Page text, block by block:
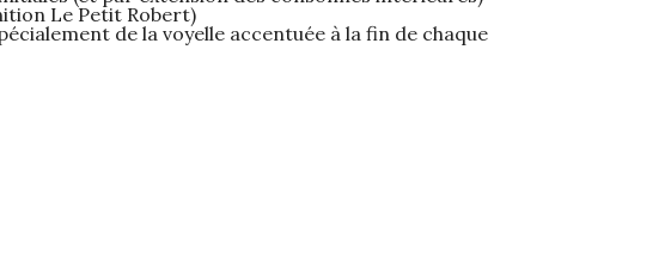
Le Petit Robert)
de la voyelle accentuée à la fin de chaque